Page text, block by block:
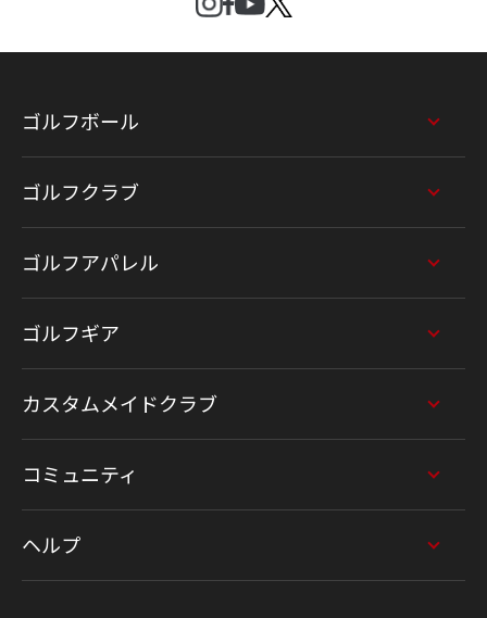
ゴルフボール
ゴルフクラブ
ゴルフアパレル
ゴルフギア
カスタムメイドクラブ
コミュニティ
ヘルプ